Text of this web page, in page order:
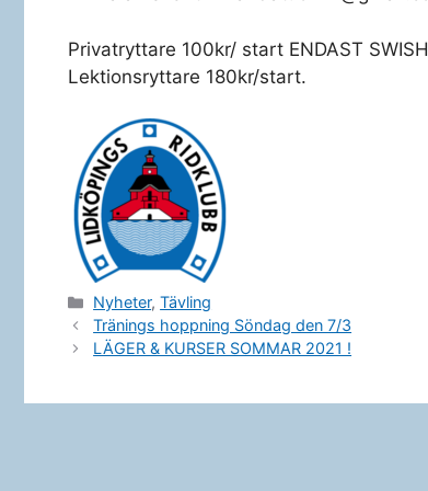
Privatryttare 100kr/ start ENDAST SWISH
Lektionsryttare 180kr/start.
Kategorier
Nyheter,Tävling
Tränings hoppning Söndag den 7/3
LÄGER & KURSER SOMMAR 2021 !